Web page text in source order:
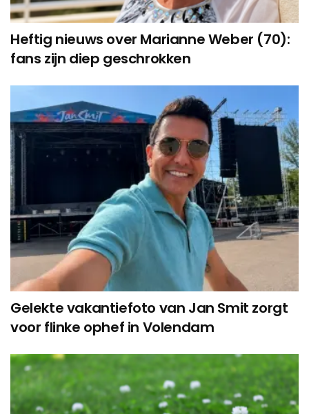
Heftig nieuws over Marianne Weber (70):
fans zijn diep geschrokken
Gelekte vakantiefoto van Jan Smit zorgt
voor flinke ophef in Volendam